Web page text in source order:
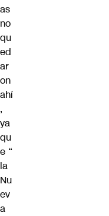
as
no
qu
ed
ar
on
ahí
,
ya
qu
e “
la
Nu
ev
a